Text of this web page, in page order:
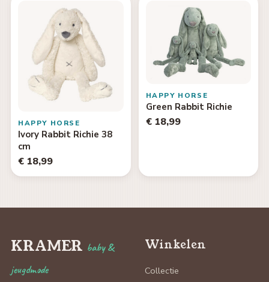
HAPPY HORSE
Ivory Rabbit Richie 38
cm
€ 18,99
HAPPY HORSE
Green Rabbit Richie
€ 18,99
KRAMER baby &
jeugdmode
Winkelen
Collectie